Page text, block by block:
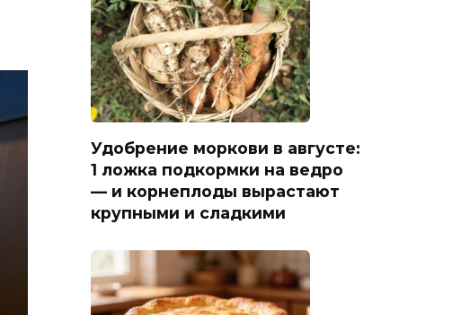
Удобрение моркови в августе:
1 ложка подкормки на ведро
— и корнеплоды вырастают
крупными и сладкими